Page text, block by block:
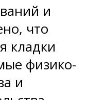
и
что
кладки
физико-
и